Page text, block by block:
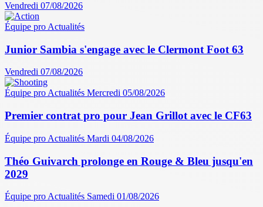
Vendredi 07/08/2026
Équipe pro Actualités
Junior Sambia s'engage avec le Clermont Foot 63
Vendredi 07/08/2026
Équipe proActualités Mercredi 05/08/2026
Premier contrat pro pour Jean Grillot avec le CF63
Équipe pro Actualités Mardi 04/08/2026
Théo Guivarch prolonge en Rouge & Bleu jusqu'en
2029
Équipe pro Actualités Samedi 01/08/2026